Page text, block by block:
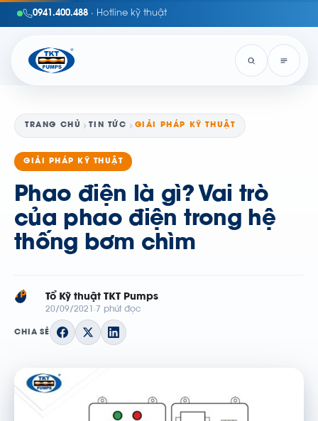
0941.400.488 · Hotline kỹ thuật
TRANG CHỦ TIN TỨC GIẢI PHÁP KỸ THUẬT
GIẢI PHÁP KỸ THUẬT
Phao điện là gì? Vai trò
của phao điện trong hệ
thống bơm chìm
TP Tổ Kỹ thuật TKT Pumps
20/09/2021 7 phút đọc
CHIA SẺ